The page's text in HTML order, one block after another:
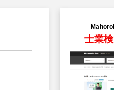
士業